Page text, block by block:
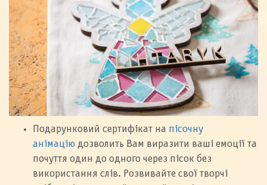
Подарунковий сертифікат на пісочну
анімацію дозволить Вам виразити ваші емоції та
почуття один до одного через пісок без
використання слів. Розвивайте свої творчі